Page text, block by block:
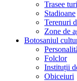
Trasee
Stadioane
Terenuri
Zone de
Botosaniul
Folclor
Instituții
Obiceiuri